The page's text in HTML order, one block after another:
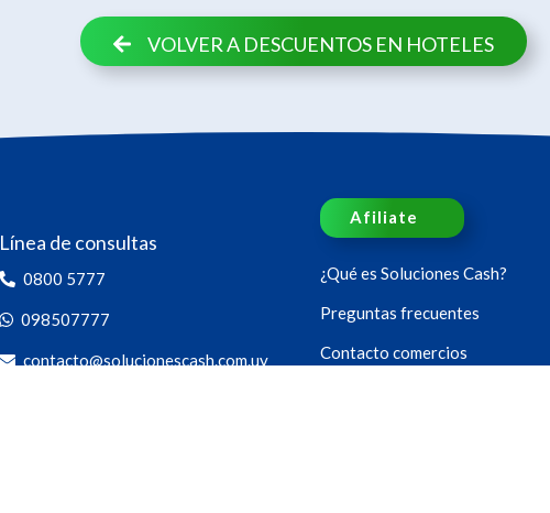
VOLVER A DESCUENTOS EN HOTELES
Línea de consultas
0800 5777
098507777
contacto@solucionescash.com.uy
Afiliate
¿Qué es Soluciones Cash?
Preguntas frecuentes
Contacto comercios